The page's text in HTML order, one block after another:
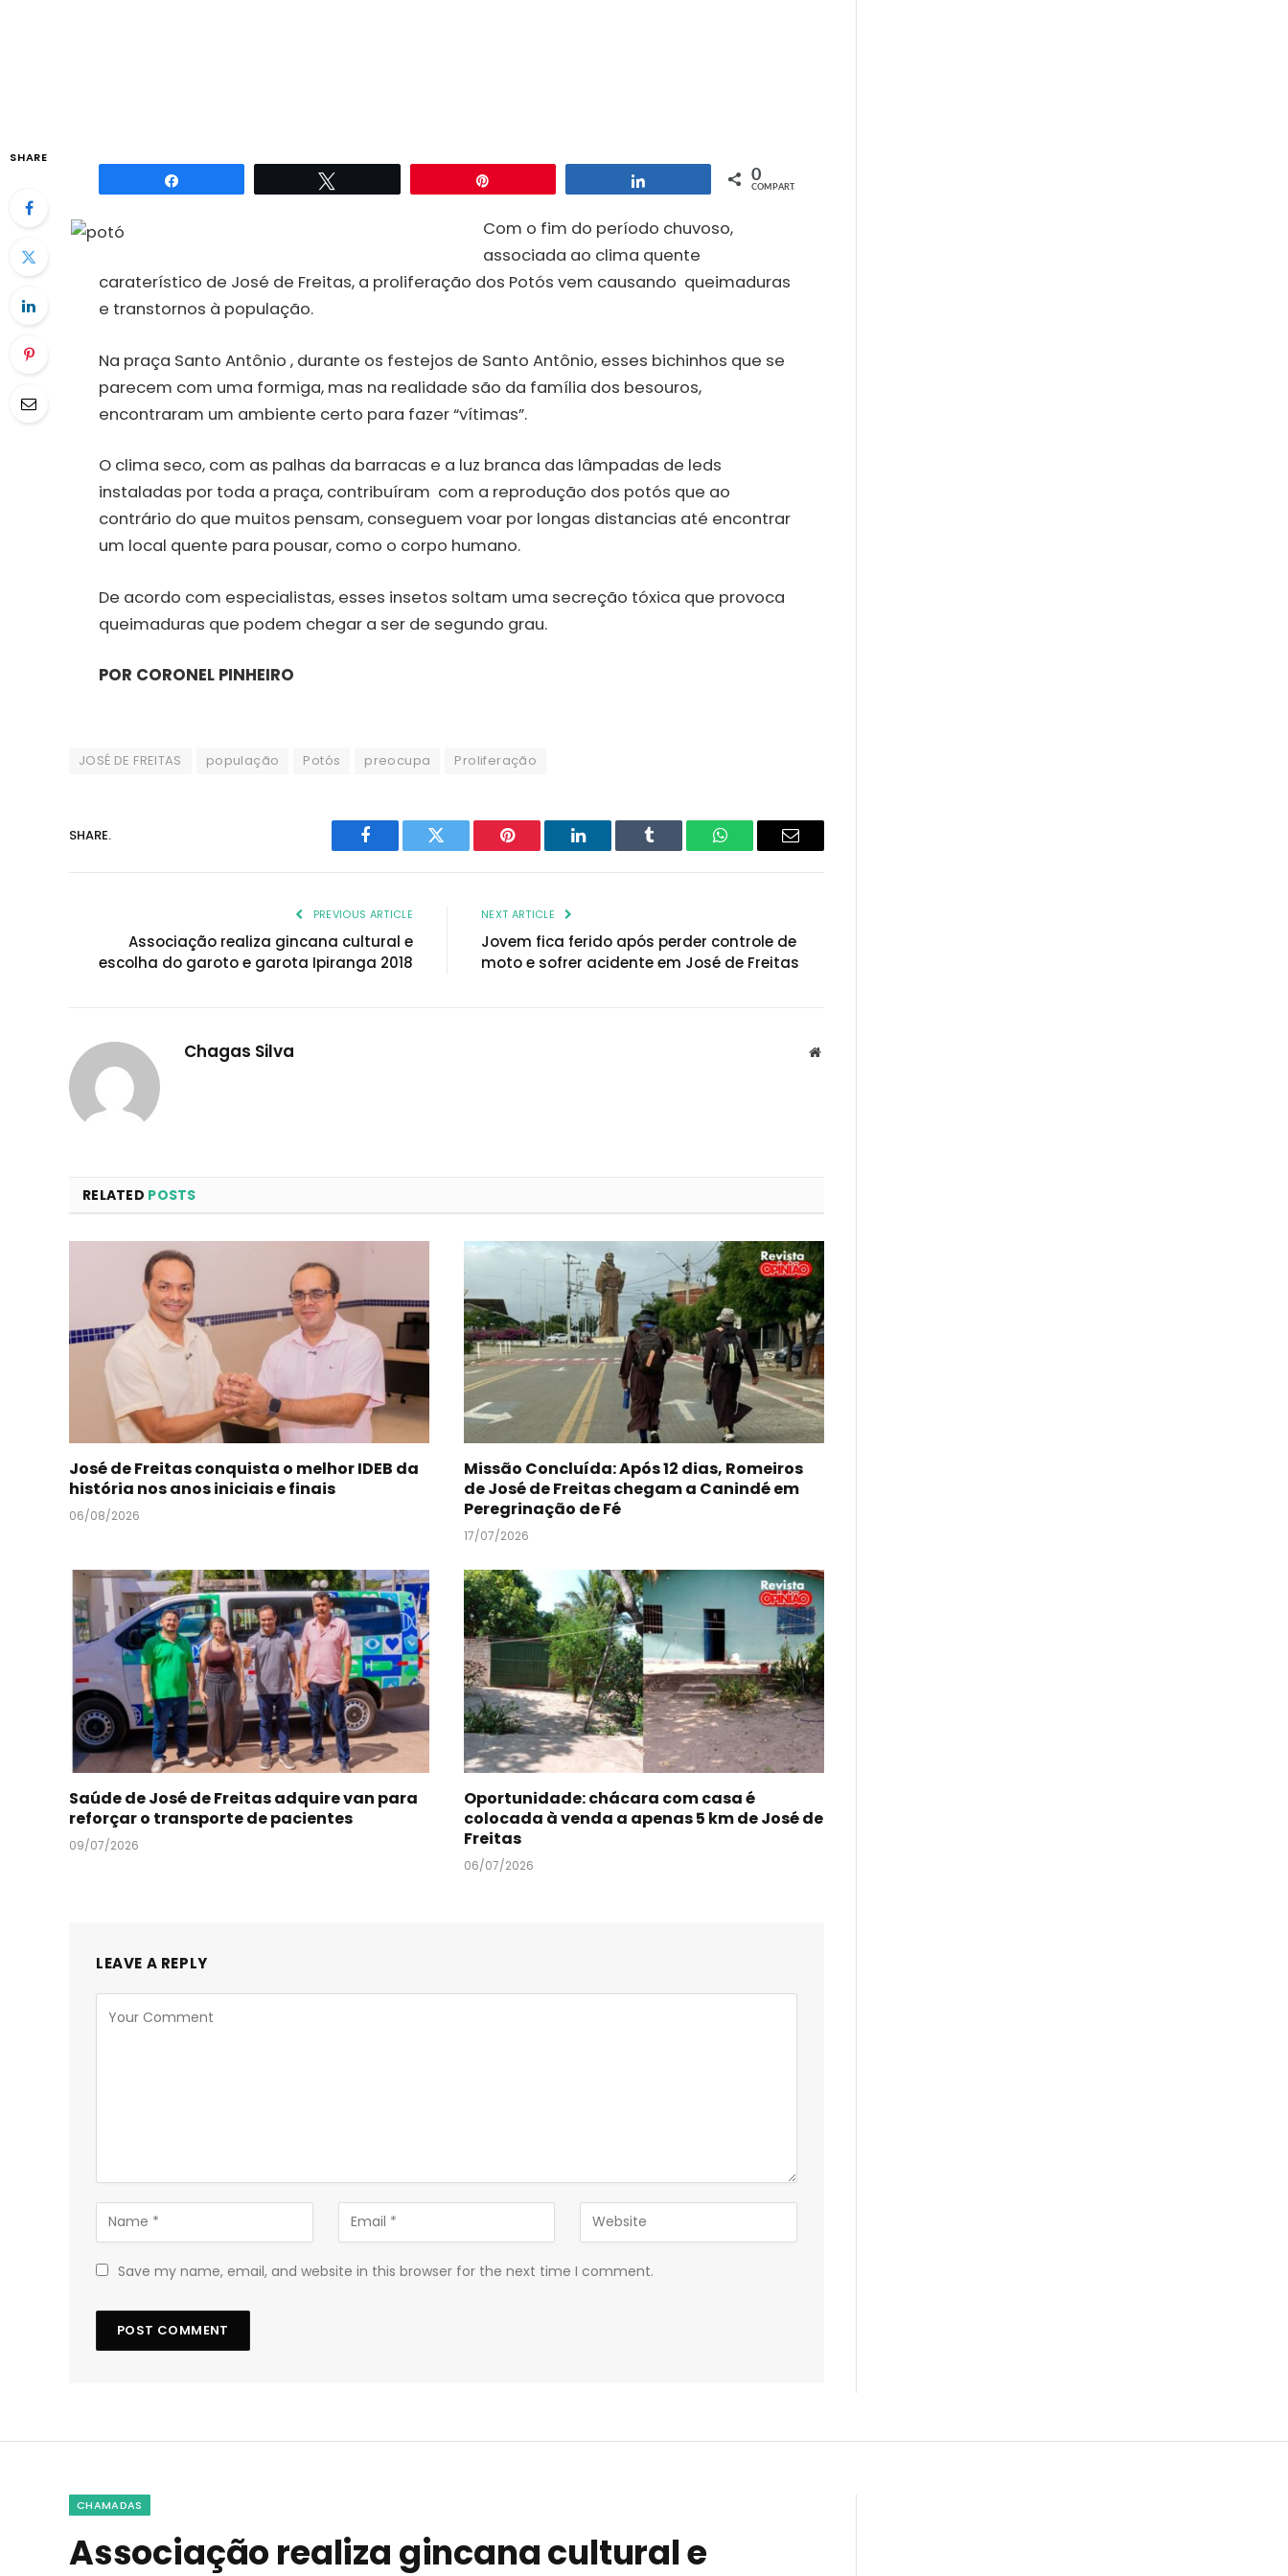
SHARE
Compartilhar 0
COMPART.
Com o fim do período chuvoso,
associada ao clima quente
caraterístico de José de Freitas, a proliferação dos Potós vem causando queimaduras
e transtornos à população.
Na praça Santo Antônio , durante os festejos de Santo Antônio, esses bichinhos que se
parecem com uma formiga, mas na realidade são da família dos besouros,
encontraram um ambiente certo para fazer “vítimas”.
O clima seco, com as palhas da barracas e a luz branca das lâmpadas de leds
instaladas por toda a praça, contribuíram com a reprodução dos potós que ao
contrário do que muitos pensam, conseguem voar por longas distancias até encontrar
um local quente para pousar, como o corpo humano.
De acordo com especialistas, esses insetos soltam uma secreção tóxica que provoca
queimaduras que podem chegar a ser de segundo grau.
POR CORONEL PINHEIRO
JOSÉ DE FREITAS população Potós preocupa Proliferação
SHARE.
Facebook Twitter Pinterest LinkedIn Tumblr WhatsAppEmail
PREVIOUS ARTICLE
Associação realiza gincana cultural e
escolha do garoto e garota Ipiranga 2018
NEXT ARTICLE
Jovem fica ferido após perder controle de
moto e sofrer acidente em José de Freitas
Chagas Silva Website
RELATED POSTS
José de Freitas conquista o melhor IDEB da
história nos anos iniciais e finais
06/08/2026
Missão Concluída: Após 12 dias, Romeiros
de José de Freitas chegam a Canindé em
Peregrinação de Fé
17/07/2026
Saúde de José de Freitas adquire van para
reforçar o transporte de pacientes
09/07/2026
Oportunidade: chácara com casa é
colocada à venda a apenas 5 km de José de
Freitas
06/07/2026
LEAVE A REPLY
Save my name, email, and website in this browser for the next time I comment.
CHAMADAS
Associação realiza gincana cultural e